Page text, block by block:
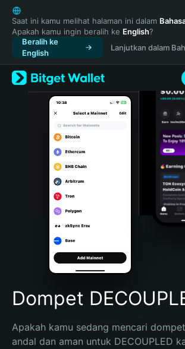
English
日本語
Tiếng Việt
Русский
Español (Latinoamérica)
Türkçe
Italiano
Português (Portugal)
Bahasa Indonesia
Português (Brasil)
Español (Argentina)
Saat ini kamu melihat halaman ini dalam
Apakah kamu ingin beralih ke English?
Beralih ke
English
Lanjutkan dalam
Dompet
Apakah kamu sedang mencari
andal dan aman untuk DECOUPLED